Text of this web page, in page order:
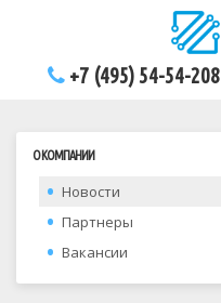
+7 (495) 54-54-208
О КОМПАНИИ
Новости
Партнеры
Вакансии